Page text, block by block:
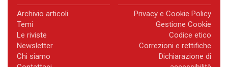
Archivio articoli
Temi
Le riviste
Newsletter
Chi siamo
Privacy e Cookie Policy
Gestione Cookie
Codice etico
Correzioni e rettifiche
Dichiarazione di